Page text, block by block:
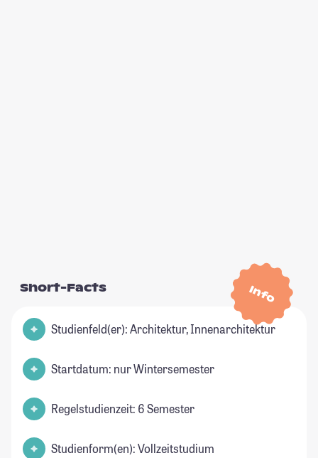
Info
Short-Facts
Studienfeld(er): Architektur, Innenarchitektur
Startdatum: nur Wintersemester
Regelstudienzeit: 6 Semester
Studienform(en): Vollzeitstudium